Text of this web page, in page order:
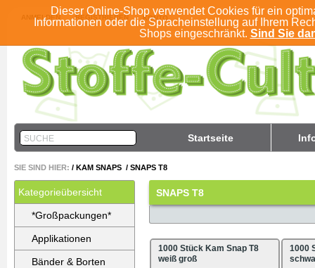
Dieser Online-Shop verwendet Cookies für ein
Informationen oder die Spracheinstellung auf Ihrem
Shops eingeschränkt. Sind Sie
ANMELDEN REGISTRIEREN KONTO
Startseite
SUCHE
SIE SIND HIER: / KAM SNAPS / SNAPS T8
Kategorieübersicht
*Großpackungen*
Applikationen
Bänder & Borten
SNAPS T8
1000 Stück Kam Snap T8
weiß groß
1000